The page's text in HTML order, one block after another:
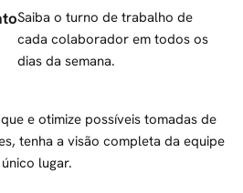
Saiba o turno de trabalho de
cada colaborador em todos os
dias da semana.
e otimize possíveis tomadas de
tenha a visão completa da equipe
lugar.